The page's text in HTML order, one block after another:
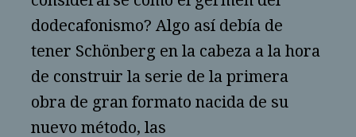
dodecafonismo? Algo así debía de
tener Schönberg en la cabeza a la hora
de construir la serie de la primera
obra de gran formato nacida de su
nuevo método, las